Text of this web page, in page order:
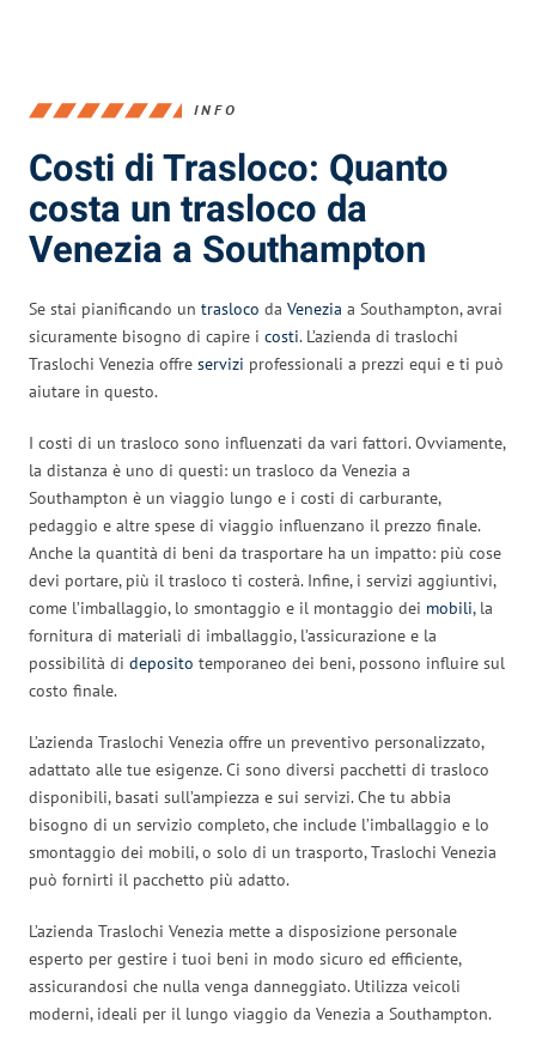
INFO
Costi di Trasloco: Quanto
costa un trasloco da
Venezia a Southampton
Se stai pianificando un trasloco da Venezia a Southampton, avrai
sicuramente bisogno di capire i costi. L’azienda di traslochi
Traslochi Venezia offre servizi professionali a prezzi equi e ti può
aiutare in questo.
I costi di un trasloco sono influenzati da vari fattori. Ovviamente,
la distanza è uno di questi: un trasloco da Venezia a
Southampton è un viaggio lungo e i costi di carburante,
pedaggio e altre spese di viaggio influenzano il prezzo finale.
Anche la quantità di beni da trasportare ha un impatto: più cose
devi portare, più il trasloco ti costerà. Infine, i servizi aggiuntivi,
come l’imballaggio, lo smontaggio e il montaggio dei mobili, la
fornitura di materiali di imballaggio, l’assicurazione e la
possibilità di deposito temporaneo dei beni, possono influire sul
costo finale.
L’azienda Traslochi Venezia offre un preventivo personalizzato,
adattato alle tue esigenze. Ci sono diversi pacchetti di trasloco
disponibili, basati sull’ampiezza e sui servizi. Che tu abbia
bisogno di un servizio completo, che include l’imballaggio e lo
smontaggio dei mobili, o solo di un trasporto, Traslochi Venezia
può fornirti il pacchetto più adatto.
L’azienda Traslochi Venezia mette a disposizione personale
esperto per gestire i tuoi beni in modo sicuro ed efficiente,
assicurandosi che nulla venga danneggiato. Utilizza veicoli
moderni, ideali per il lungo viaggio da Venezia a Southampton.